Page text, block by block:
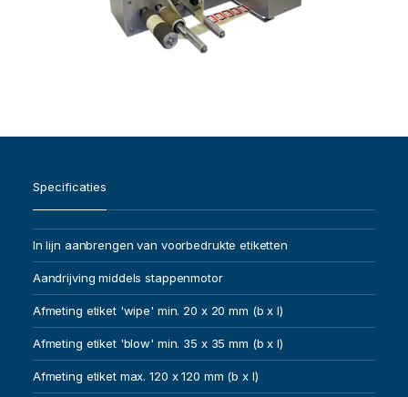
Specificaties
In lijn aanbrengen van voorbedrukte etiketten
Aandrijving middels stappenmotor
Afmeting etiket 'wipe' min. 20 x 20 mm (b x l)
Afmeting etiket 'blow' min. 35 x 35 mm (b x l)
Afmeting etiket max. 120 x 120 mm (b x l)